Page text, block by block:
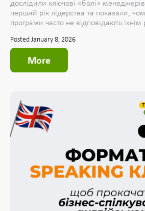
дослідили ключові «болі»
перший рік лідерства та показали,
програми часто не відповідають
Posted January 8, 2026
More